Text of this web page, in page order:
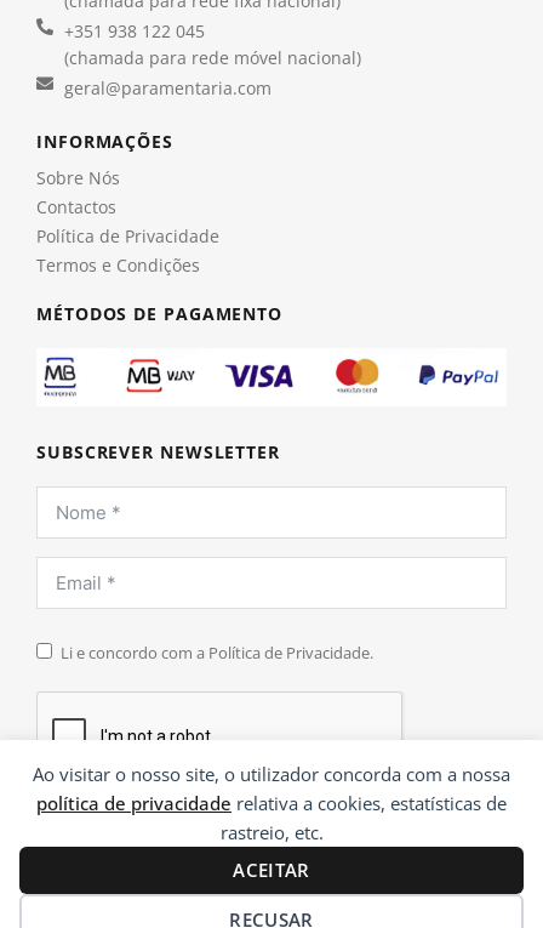
Ao visitar o nosso site, o utilizador concorda com a nossa
política de privacidade relativa a cookies, estatísticas de
rastreio, etc.
ACEITAR
RECUSAR
+351 938 122 045
(chamada para rede móvel nacional)
geral@paramentaria.com
INFORMAÇÕES
Sobre Nós
Contactos
Política de Privacidade
Termos e Condições
MÉTODOS DE PAGAMENTO
SUBSCREVER NEWSLETTER
Li e concordo com a Política de Privacidade.
INSCREVER